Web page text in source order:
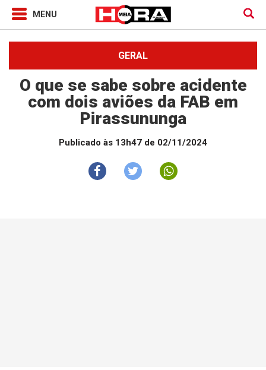
GERAL
O que se sabe sobre acidente
com dois aviões da FAB em
Pirassununga
Publicado às 13h47 de 02/11/2024